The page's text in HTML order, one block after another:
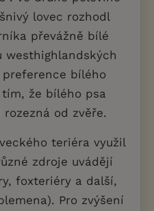
lovec rozhodl
převážně bílé
westhighlandských
bílého
že bílého psa
od zvěře.
teriéra využil
zdroje uvádějí
foxteriéry a další,
Pro zvýšení